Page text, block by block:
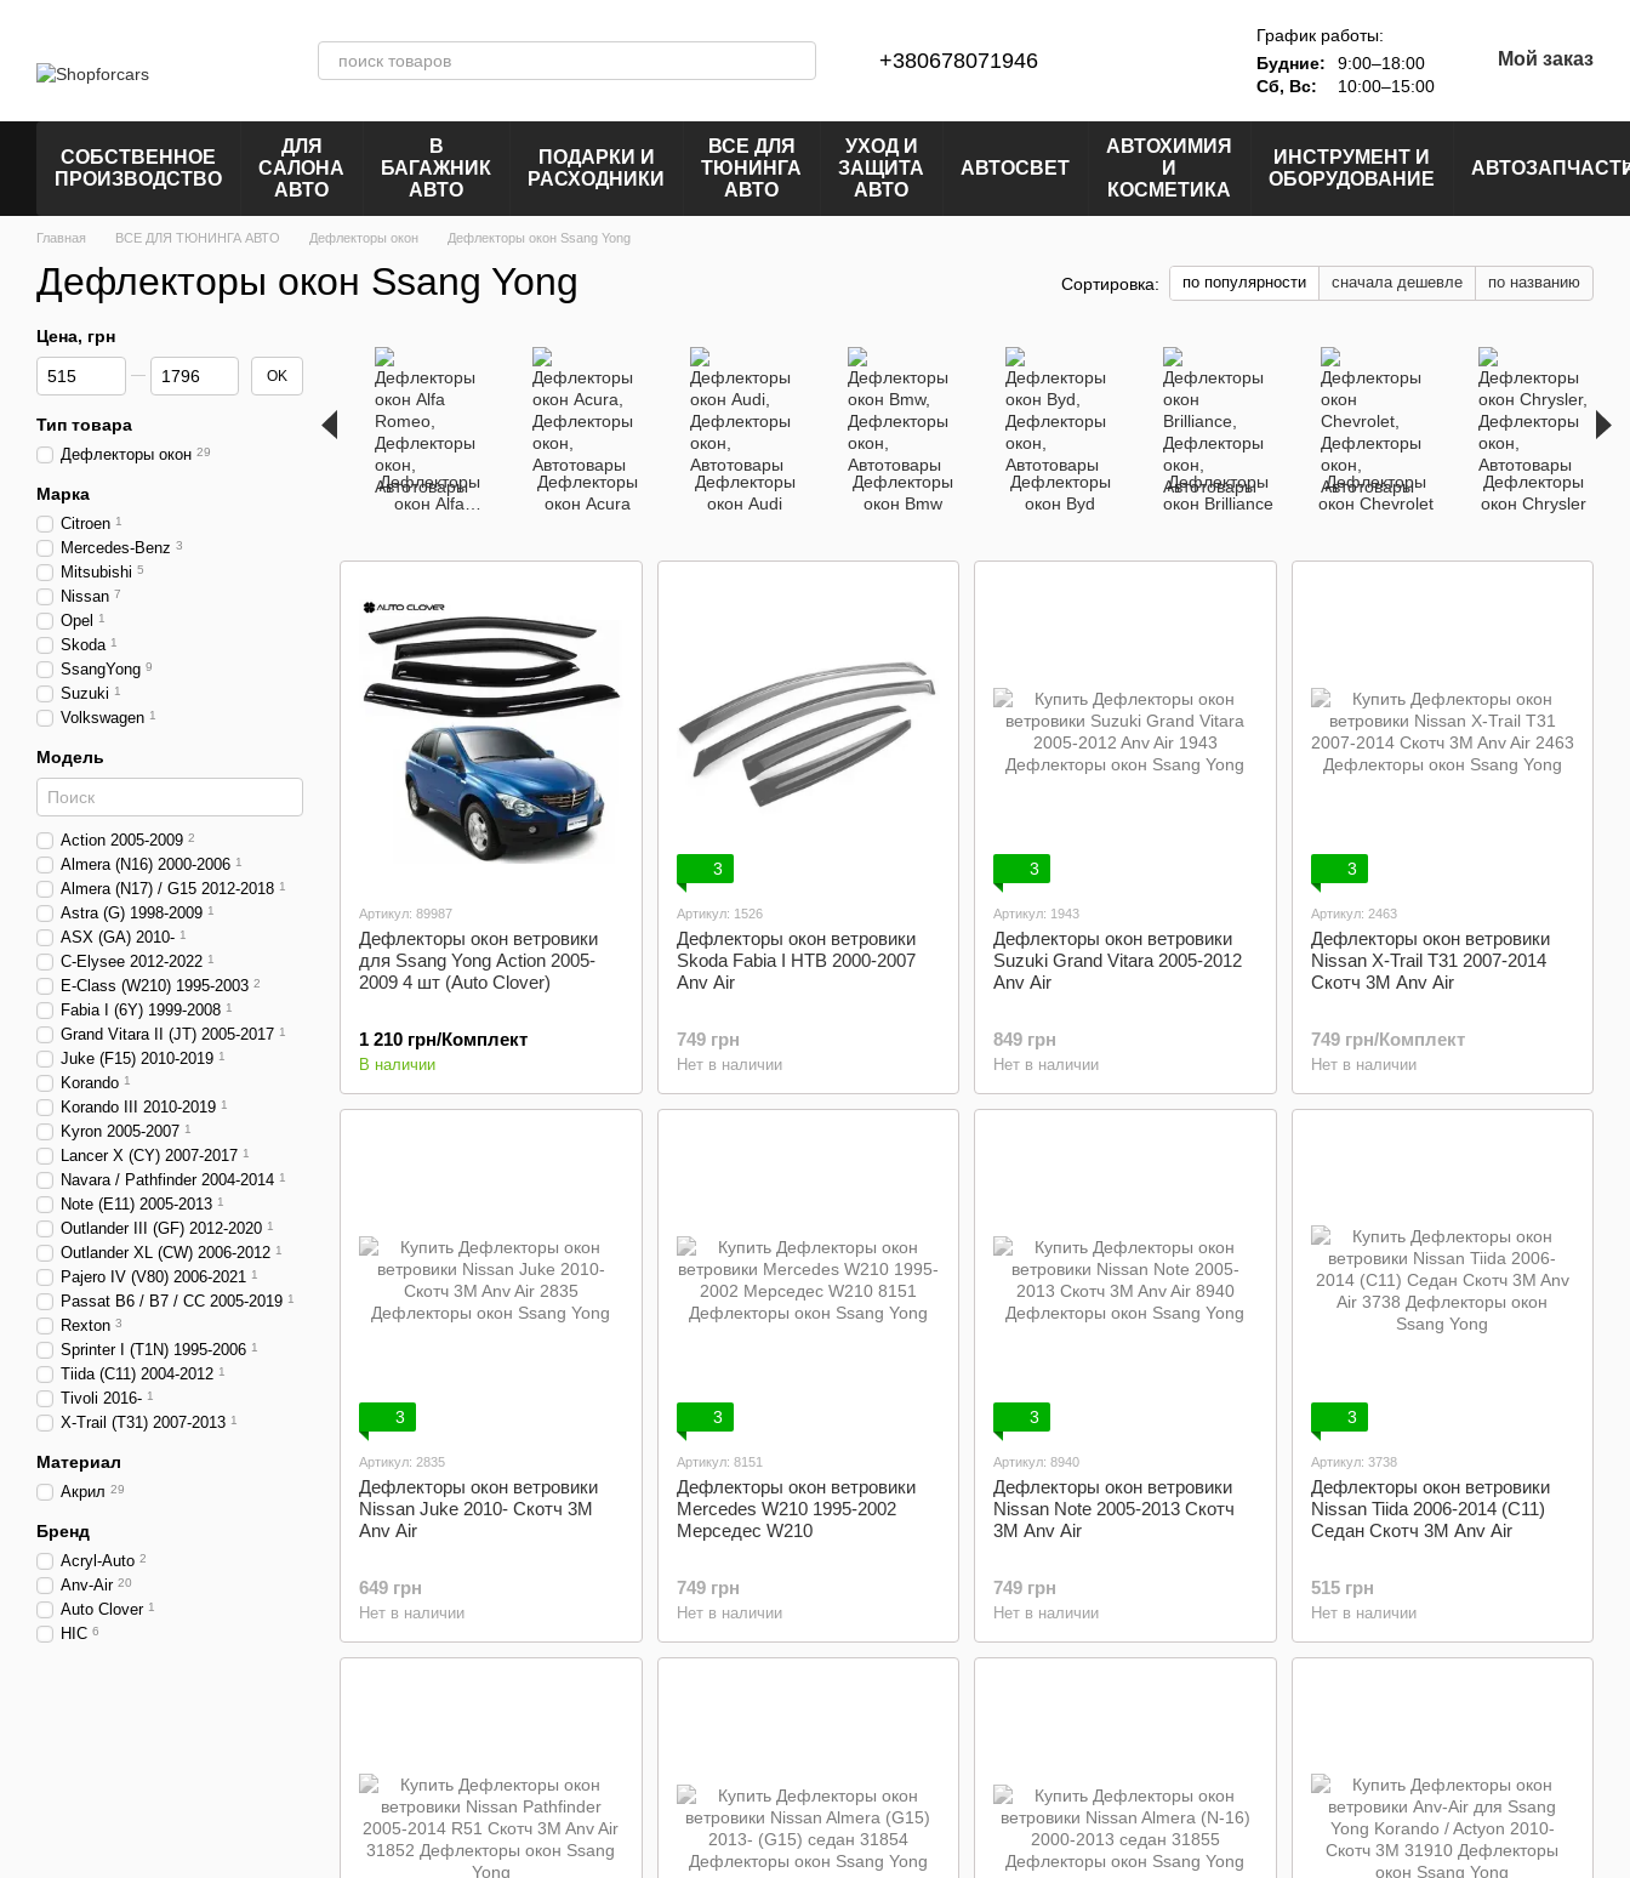
+380678071946
График работы:
Будние:
9:00–18:00
Сб, Вс:
10:00–15:00
Мой заказ
СОБСТВЕННОЕ
ПРОИЗВОДСТВО
ДЛЯ
САЛОНА
АВТО
В
БАГАЖНИК
АВТО
ПОДАРКИ И
РАСХОДНИКИ
ВСЕ ДЛЯ
ТЮНИНГА
АВТО
УХОД И
ЗАЩИТА
АВТО
АВТОСВЕТ
АВТОХИМИЯ
И
КОСМЕТИКА
ИНСТРУМЕНТ И
ОБОРУДОВАНИЕ
Главная ВСЕ ДЛЯ ТЮНИНГА АВТО Дефлекторы окон Дефлекторы окон Ssang Yong
Дефлекторы окон Ssang Yong Сортировка: по популярности сначала дешевле по названию
Дефлекторы
окон Alfa
Дефлекторы
окон Acura
Дефлекторы
окон Audi
Дефлекторы
окон Bmw
Дефлекторы
окон Byd
Дефлекторы
окон Brilliance
Дефлекторы
окон Chevrolet
Дефлекторы
окон Chrysler
Артикул: 89987
Дефлекторы окон ветровики
для Ssang Yong Action 2005-
2009 4 шт (Auto Clover)
1 210 грн/Комплект
В наличии
3
Артикул: 1526
Дефлекторы окон ветровики
Skoda Fabia I HTB 2000-2007
Anv Air
749 грн
Нет в наличии
3
Артикул: 1943
Дефлекторы окон ветровики
Suzuki Grand Vitara 2005-2012
Anv Air
849 грн
Нет в наличии
3
Артикул: 2463
Дефлекторы окон ветровики
Nissan X-Trail T31 2007-2014
Скотч 3M Anv Air
749 грн/Комплект
Нет в наличии
3
Артикул: 2835
Дефлекторы окон ветровики
Nissan Juke 2010- Скотч 3M
Anv Air
649 грн
Нет в наличии
3
Артикул: 8151
Дефлекторы окон ветровики
Mercedes W210 1995-2002
Мерседес W210
749 грн
Нет в наличии
3
Артикул: 8940
Дефлекторы окон ветровики
Nissan Note 2005-2013 Скотч
3M Anv Air
749 грн
Нет в наличии
3
Артикул: 3738
Дефлекторы окон ветровики
Nissan Tiida 2006-2014 (C11)
Седан Скотч 3M Anv Air
515 грн
Нет в наличии
Цена, грн
От Цена, грн
До Цена, грн OK
Тип товара
Дефлекторы окон 29
Марка
Citroen 1
Mercedes-Benz 3
Mitsubishi 5
Nissan 7
Opel 1
Skoda 1
SsangYong 9
Suzuki 1
Volkswagen 1
Модель
Action 2005-2009 2
Almera (N16) 2000-2006 1
Almera (N17) / G15 2012-2018 1
Astra (G) 1998-2009 1
ASX (GA) 2010- 1
C-Elysee 2012-2022 1
E-Class (W210) 1995-2003 2
Fabia I (6Y) 1999-2008 1
Grand Vitara II (JT) 2005-2017 1
Juke (F15) 2010-2019 1
Korando 1
Korando III 2010-2019 1
Kyron 2005-2007 1
Lancer X (CY) 2007-2017 1
Navara / Pathfinder 2004-2014 1
Note (E11) 2005-2013 1
Outlander III (GF) 2012-2020 1
Outlander XL (CW) 2006-2012 1
Pajero IV (V80) 2006-2021 1
Passat B6 / B7 / CC 2005-2019 1
Rexton 3
Sprinter I (T1N) 1995-2006 1
Tiida (C11) 2004-2012 1
Tivoli 2016- 1
X-Trail (T31) 2007-2013 1
Материал
Акрил 29
Бренд
Acryl-Auto 2
Anv-Air 20
Auto Clover 1
HIC 6